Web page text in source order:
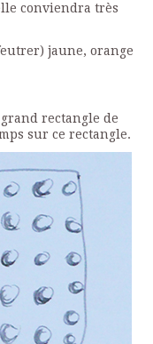
conviendra très
jaune, orange
rectangle de
sur ce rectangle.